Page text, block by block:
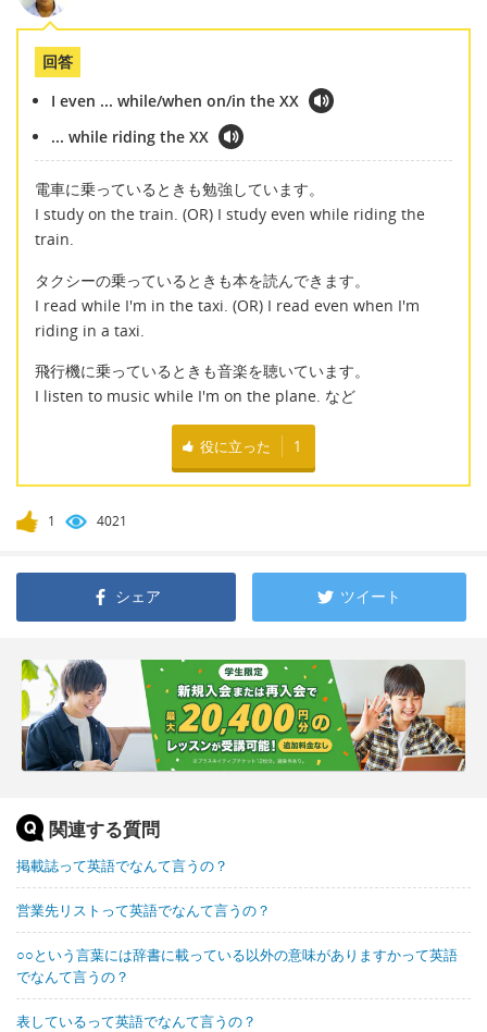
回答
I even ... while/when on/in the XX
... while riding the XX
電車に乗っているときも勉強しています。
I study on the train. (OR) I study even while riding the
train.
タクシーの乗っているときも本を読んできます。
I read while I'm in the taxi. (OR) I read even when I'm
riding in a taxi.
飛行機に乗っているときも音楽を聴いています。
I listen to music while I'm on the plane. など
役に立った 1
1 4021
シェア ツイート
関連する質問
掲載誌って英語でなんて言うの？
営業先リストって英語でなんて言うの？
○○という言葉には辞書に載っている以外の意味がありますかって英語
でなんて言うの？
表しているって英語でなんて言うの？